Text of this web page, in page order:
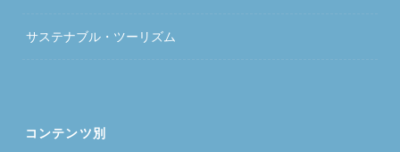
サステナブル・ツーリズム
コンテンツ別